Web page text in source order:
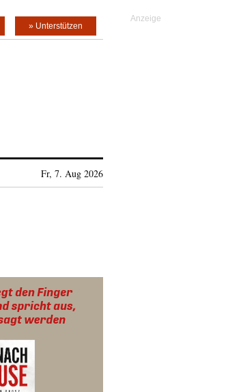
» Unterstützen
Fr, 7. Aug 2026